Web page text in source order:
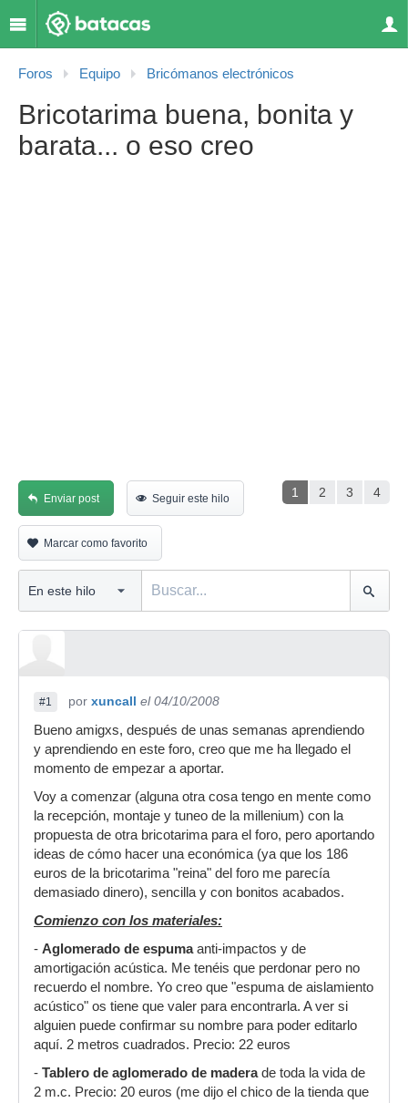
Foros Equipo Bricómanos electrónicos
Bricotarima buena, bonita y
barata... o eso creo
1 2 3 4
Enviar post Seguir este hilo
Marcar como favorito
#1 por xuncall el 04/10/2008
Bueno amigxs, después de unas semanas aprendiendo
y aprendiendo en este foro, creo que me ha llegado el
momento de empezar a aportar.
Voy a comenzar (alguna otra cosa tengo en mente como
la recepción, montaje y tuneo de la millenium) con la
propuesta de otra bricotarima para el foro, pero aportando
ideas de cómo hacer una económica (ya que los 186
euros de la bricotarima "reina" del foro me parecía
demasiado dinero), sencilla y con bonitos acabados.
Comienzo con los materiales:
- Aglomerado de espumaanti-impactos y de
amortigación acústica. Me tenéis que perdonar pero no
recuerdo el nombre. Yo creo que "espuma de aislamiento
acústico" os tiene que valer para encontrarla. A ver si
alguien puede confirmar su nombre para poder editarlo
aquí. 2 metros cuadrados. Precio: 22 euros
- Tablero de aglomerado de maderade toda la vida de
2 m.c. Precio: 20 euros (me dijo el chico de la tienda que